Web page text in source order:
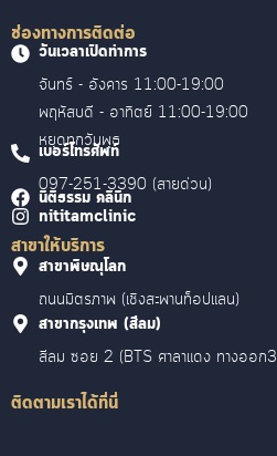
ช่องทางการติดต่อ
วันเวลาเปิดทำการ
จันทร์ - อังคาร 11:00-19:00
พฤหัสบดี - อาทิตย์ 11:00-19:00
หยุดทุกวันพุธ
เบอร์โทรศัพท์
097-251-3390 (สายด่วน)
นิติธรรม คลินิก
nititamclinic
สาขาให้บริการ
สาขาพิษณุโลก
ถนนมิตรภาพ (เชิงสะพานท็อปแลน)
สาขากรุงเทพ (สีลม)
สีลม ซอย 2 (BTS ศาลาแดง ทางออก
ติดตามเราได้ที่นี่